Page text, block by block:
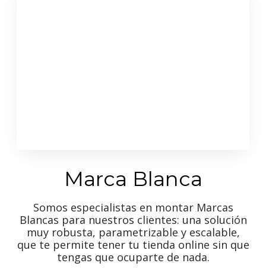
Marca Blanca
Somos especialistas en montar Marcas
Blancas para nuestros clientes: una solución
muy robusta, parametrizable y escalable,
que te permite tener tu tienda online sin que
tengas que ocuparte de nada.